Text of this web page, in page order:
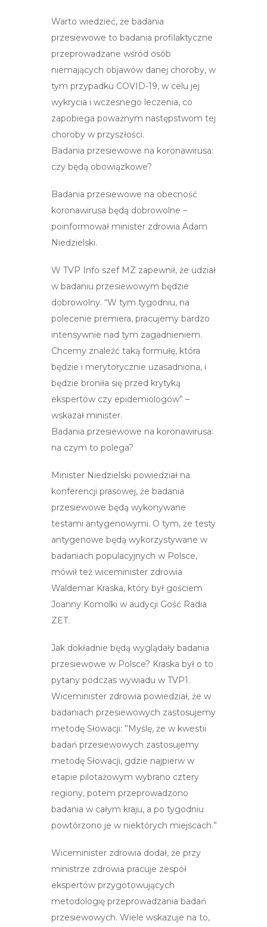
Warto wiedzieć, że badania
przesiewowe to badania profilaktyczne
przeprowadzane wśród osób
niemających objawów danej choroby, w
tym przypadku COVID-19, w celu jej
wykrycia i wczesnego leczenia, co
zapobiega poważnym następstwom tej
choroby w przyszłości.
Badania przesiewowe na koronawirusa:
czy będą obowiązkowe?
Badania przesiewowe na obecność
koronawirusa będą dobrowolne –
poinformował minister zdrowia Adam
Niedzielski.
W TVP Info szef MZ zapewnił, że udział
w badaniu przesiewowym będzie
dobrowolny. “W tym tygodniu, na
polecenie premiera, pracujemy bardzo
intensywnie nad tym zagadnieniem.
Chcemy znaleźć taką formułę, która
będzie i merytorycznie uzasadniona, i
będzie broniła się przed krytyką
ekspertów czy epidemiologów” –
wskazał minister.
Badania przesiewowe na koronawirusa:
na czym to polega?
Minister Niedzielski powiedział na
konferencji prasowej, że badania
przesiewowe będą wykonywane
testami antygenowymi. O tym, że testy
antygenowe będą wykorzystywane w
badaniach populacyjnych w Polsce,
mówił też wiceminister zdrowia
Waldemar Kraska, który był gościem
Joanny Komolki w audycji Gość Radia
ZET.
Jak dokładnie będą wyglądały badania
przesiewowe w Polsce? Kraska był o to
pytany podczas wywiadu w TVP1.
Wiceminister zdrowia powiedział, że w
badaniach przesiewowych zastosujemy
metodę Słowacji: ”Myślę, że w kwestii
badań przesiewowych zastosujemy
metodę Słowacji, gdzie najpierw w
etapie pilotażowym wybrano cztery
regiony, potem przeprowadzono
badania w całym kraju, a po tygodniu
powtórzono je w niektórych miejscach.”
Wiceminister zdrowia dodał, że przy
ministrze zdrowia pracuje zespół
ekspertów przygotowujących
metodologię przeprowadzania badań
przesiewowych. Wiele wskazuje na to,